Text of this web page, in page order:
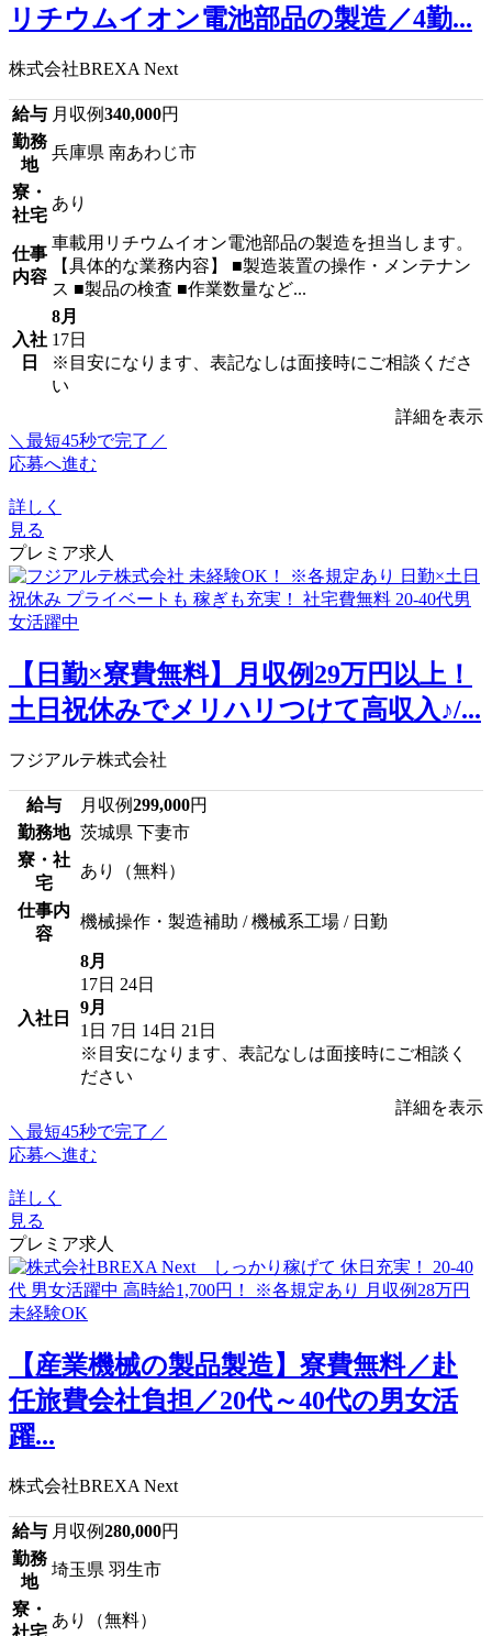
リチウムイオン電池部品の製造／4勤...
株式会社BREXA Next
給与 月収例340,000円
勤務
地
兵庫県 南あわじ市
寮・
社宅
あり
仕事
内容
車載用リチウムイオン電池部品の製造を担当します。
【具体的な業務内容】 ■製造装置の操作・メンテナン
ス ■製品の検査 ■作業数量など...
入社
日
8月
17日
※目安になります、表記なしは面接時にご相談くださ
い
詳細を表示
＼最短45秒で完了／
応募へ進む
詳しく
見る
プレミア求人
【日勤×寮費無料】月収例29万円以上！
土日祝休みでメリハリつけて高収入♪/...
フジアルテ株式会社
給与 月収例299,000円
勤務地 茨城県 下妻市
寮・社
宅
あり（無料）
仕事内
容
機械操作・製造補助 / 機械系工場 / 日勤
入社日
8月
17日 24日
9月
1日 7日 14日 21日
※目安になります、表記なしは面接時にご相談く
ださい
詳細を表示
＼最短45秒で完了／
応募へ進む
詳しく
見る
プレミア求人
【産業機械の製品製造】寮費無料／赴
任旅費会社負担／20代～40代の男女活
躍...
株式会社BREXA Next
給与 月収例280,000円
勤務
地
埼玉県 羽生市
寮・
社宅
あり（無料）